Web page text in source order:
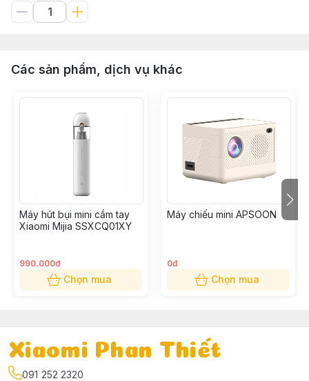
Các sản phẩm, dịch vụ khác
Máy hút bụi mini cầm tay
Xiaomi Mijia SSXCQ01XY
990.000đ
Chọn mua
Máy chiếu mini APSOON
0đ
Chọn mua
Xiaomi Phan Thiết
091 252 2320